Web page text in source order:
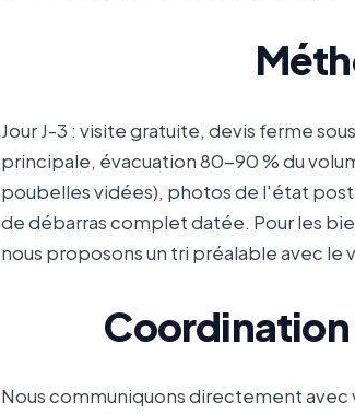
Jour J-3 : visite gratuite, devis ferme
principale, évacuation 80-90 % du
poubelles vidées), photos de l'état
de débarras complet datée. Pour les
nous proposons un tri préalable avec
Nous communiquons directement